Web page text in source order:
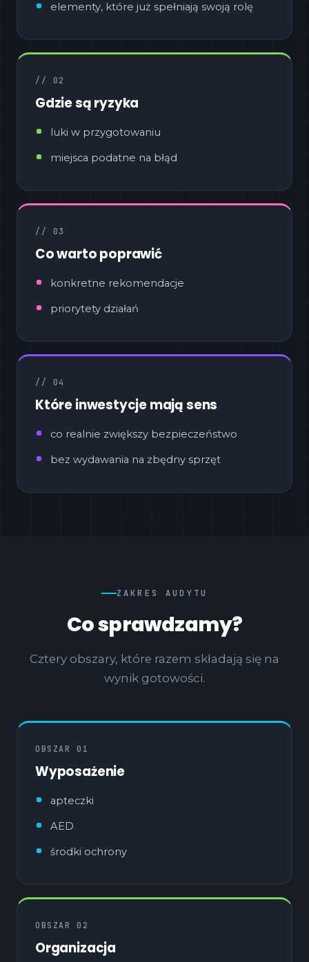
elementy, które już spełniają swoją rolę
// 02
Gdzie są ryzyka
luki w przygotowaniu
miejsca podatne na błąd
// 03
Co warto poprawić
konkretne rekomendacje
priorytety działań
// 04
Które inwestycje mają sens
co realnie zwiększy bezpieczeństwo
bez wydawania na zbędny sprzęt
ZAKRES AUDYTU
Co sprawdzamy?
Cztery obszary, które razem składają się na
wynik gotowości.
OBSZAR 01
Wyposażenie
apteczki
AED
środki ochrony
OBSZAR 02
Organizacja